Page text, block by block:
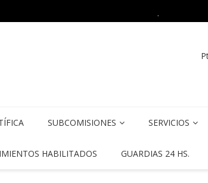
SUBCOMISIONES SERVICIOS
HABILITADOS GUARDIAS 24 HS.